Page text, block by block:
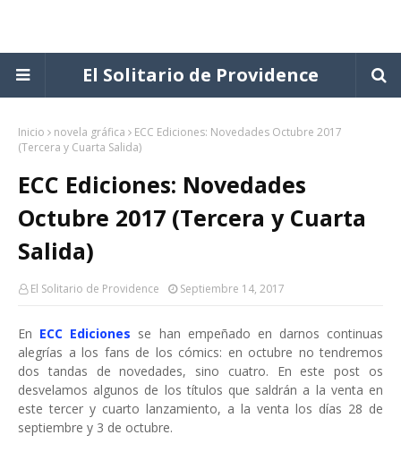
El Solitario de Providence
Inicio novela gráfica
ECC Ediciones: Novedades Octubre 2017
(Tercera y Cuarta Salida)
ECC Ediciones: Novedades
Octubre 2017 (Tercera y Cuarta
Salida)
El Solitario de Providence Septiembre 14, 2017
En ECC Ediciones se han empeñado en darnos continuas
alegrías a los fans de los cómics: en octubre no tendremos
dos tandas de novedades, sino cuatro. En este post os
desvelamos algunos de los títulos que saldrán a la venta en
este tercer y cuarto lanzamiento, a la venta los días 28 de
septiembre y 3 de octubre.